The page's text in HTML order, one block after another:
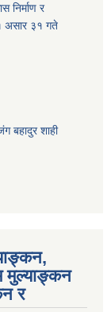
निर्माण र
असार ३१ गते
बहादुर शाही
मुल्याङ्कन
र